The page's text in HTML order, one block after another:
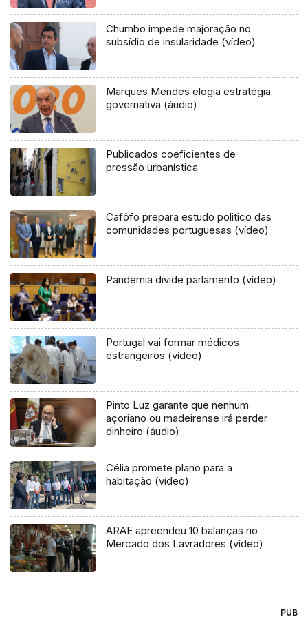
Chumbo impede majoração no
subsídio de insularidade (vídeo)
Marques Mendes elogia estratégia
governativa (áudio)
Publicados coeficientes de
pressão urbanística
Cafôfo prepara estudo politico das
comunidades portuguesas (vídeo)
Pandemia divide parlamento (vídeo)
Portugal vai formar médicos
estrangeiros (vídeo)
Pinto Luz garante que nenhum
açoriano ou madeirense irá perder
dinheiro (áudio)
Célia promete plano para a
habitação (vídeo)
ARAE apreendeu 10 balanças no
Mercado dos Lavradores (vídeo)
PUB